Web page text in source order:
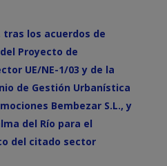
los acuerdos de
Proyecto de
UE/NE-1/03 y de la
de Gestión Urbanística
Bembezar S.L., y
del Río para el
del citado sector